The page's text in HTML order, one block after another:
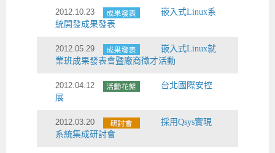
2012.10.23
嵌入式Linux系
統開發成果發表
2012.05.29
嵌入式Linux就
業班成果發表會暨廠商徵才活動
2012.04.12
台北國際安控
展
2012.03.20
採用Qsys實現
系統集成研討會